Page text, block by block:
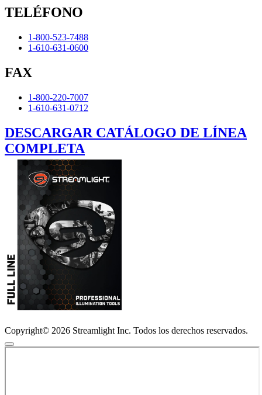
TELÉFONO
1-800-523-7488
1-610-631-0600
FAX
1-800-220-7007
1-610-631-0712
DESCARGAR CATÁLOGO DE LÍNEA
COMPLETA
Copyright© 2026 Streamlight Inc. Todos los derechos reservados.